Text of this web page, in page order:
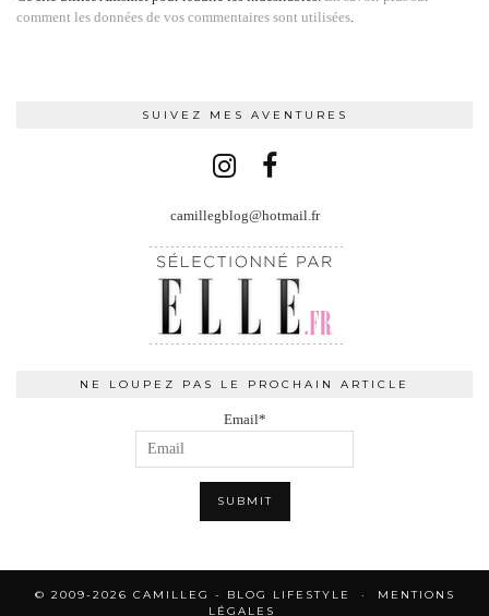
comment les données de vos commentaires sont utilisées
SUIVEZ MES AVENTURES
camillegblog@hotmail.fr
NE LOUPEZ PAS LE PROCHAIN ARTICLE
Email*
© 2009-2026 CAMILLEG - BLOG LIFESTYLE
MENTIONS
LÉGALES